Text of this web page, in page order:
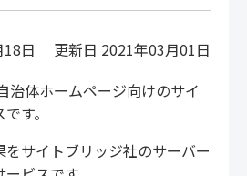
日
更新日 2021年03月01日
治体ホームページ向けのサイ
す。
サイトブリッジ社のサーバー